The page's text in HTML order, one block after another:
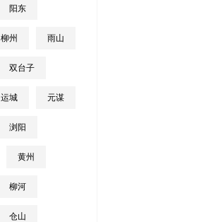
阳东
柳州 雨山
双台子
运城 元谋
浏阳
黄州
柳河
仓山